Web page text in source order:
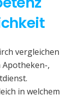
vergleichen
,
in welchem